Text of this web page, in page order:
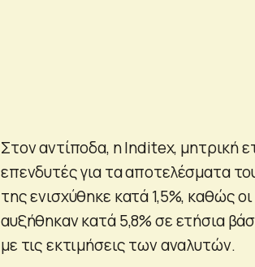
Στον αντίποδα, η Inditex, μητρική
επενδυτές για τα αποτελέσματα
της ενισχύθηκε κατά 1,5%, καθώς
αυξήθηκαν κατά 5,8% σε ετήσια
με τις εκτιμήσεις των αναλυτών.